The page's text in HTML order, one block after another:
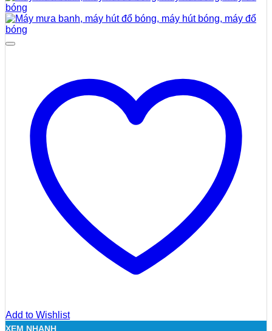
Add to Wishlist
XEM NHANH